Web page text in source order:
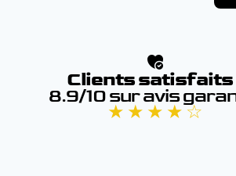
Clients satisfaits
8.9/10 sur avis
★ ★ ★ ★ ☆